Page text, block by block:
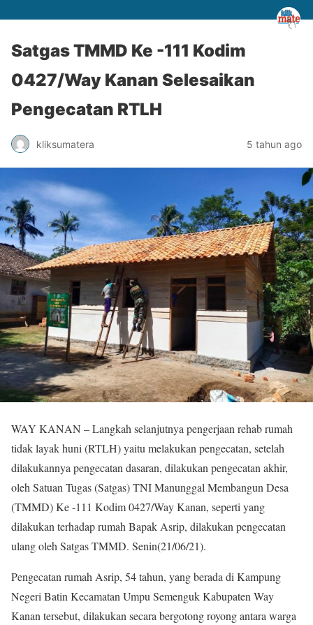
Satgas TMMD Ke -111 Kodim
0427/Way Kanan Selesaikan
Pengecatan RTLH
kliksumatera 5 tahun ago
WAY KANAN – Langkah selanjutnya pengerjaan rehab rumah
tidak layak huni (RTLH) yaitu melakukan pengecatan, setelah
dilakukannya pengecatan dasaran, dilakukan pengecatan akhir,
oleh Satuan Tugas (Satgas) TNI Manunggal Membangun Desa
(TMMD) Ke -111 Kodim 0427/Way Kanan, seperti yang
dilakukan terhadap rumah Bapak Asrip, dilakukan pengecatan
ulang oleh Satgas TMMD. Senin(21/06/21).
Pengecatan rumah Asrip, 54 tahun, yang berada di Kampung
Negeri Batin Kecamatan Umpu Semenguk Kabupaten Way
Kanan tersebut, dilakukan secara bergotong royong antara warga